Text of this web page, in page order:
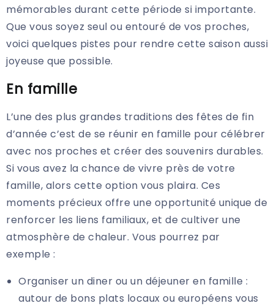
mémorables durant cette période si importante.
Que vous soyez seul ou entouré de vos proches,
voici quelques pistes pour rendre cette saison aussi
joyeuse que possible.
En famille
L’une des plus grandes traditions des fêtes de fin
d’année c’est de se réunir en famille pour célébrer
avec nos proches et créer des souvenirs durables.
Si vous avez la chance de vivre près de votre
famille, alors cette option vous plaira. Ces
moments précieux offre une opportunité unique de
renforcer les liens familiaux, et de cultiver une
atmosphère de chaleur. Vous pourrez par
exemple :
Organiser un diner ou un déjeuner en famille :
autour de bons plats locaux ou européens vous